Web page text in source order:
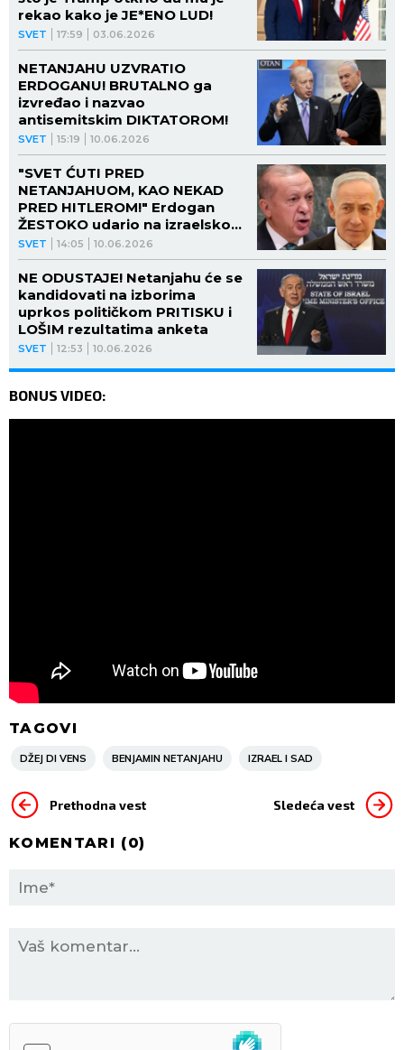
SVET 17:59 03.06.2026
rekao kako je JE*ENO LUD!
SVET 15:19 10.06.2026
NETANJAHU UZVRATIO
ERDOGANU! BRUTALNO ga
izvređao i nazvao
antisemitskim DIKTATOROM!
SVET 14:05 10.06.2026
"SVET ĆUTI PRED
NETANJAHUOM, KAO NEKAD
PRED HITLEROM!" Erdogan
ŽESTOKO udario na izraelskog
premijera - OVE REČI
ODZVANJAJU SVETOM!
SVET 12:53 10.06.2026
NE ODUSTAJE! Netanjahu će se
kandidovati na izborima
uprkos političkom PRITISKU i
LOŠIM rezultatima anketa
BONUS VIDEO:
TAGOVI
DŽEJ DI VENS BENJAMIN NETANJAHU IZRAEL I SAD
Prethodna vest Sledeća vest
KOMENTARI (0)